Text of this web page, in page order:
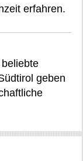
erfahren.
geben